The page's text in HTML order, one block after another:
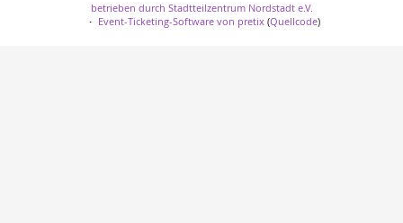
betrieben durch Stadtteilzentrum Nordstadt e.V.
Event-Ticketing-Software von pretix(Quellcode)